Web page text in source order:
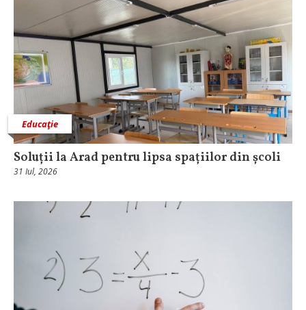
Educaţie
Soluții la Arad pentru lipsa spațiilor din școli
31 Iul, 2026